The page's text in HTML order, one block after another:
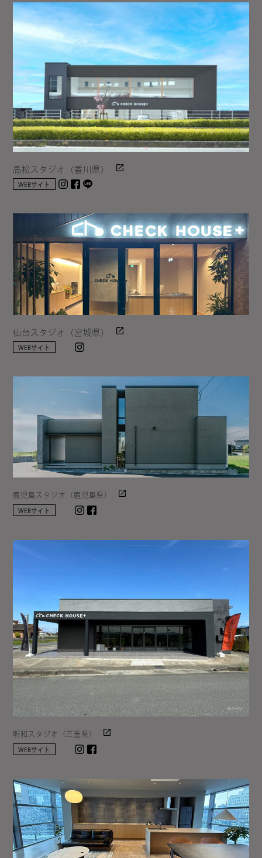
高松スタジオ（香川県）
WEBサイト Instagram
facebook
仙台スタジオ（宮城県）
WEBサイト
鹿児島スタジオ（鹿児島県）
WEBサイト Instagram
明和スタジオ（三重県）
WEBサイト Instagram